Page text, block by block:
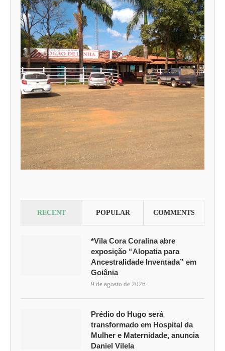
RECENT POPULAR COMMENTS
*Vila Cora Coralina abre
exposição “Alopatia para
Ancestralidade Inventada” em
Goiânia
9 de agosto de 2026
Prédio do Hugo será
transformado em Hospital da
Mulher e Maternidade, anuncia
Daniel Vilela